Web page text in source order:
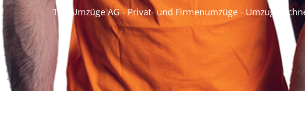
Top Umzüge AG - Privat- und Firmenumzüge -